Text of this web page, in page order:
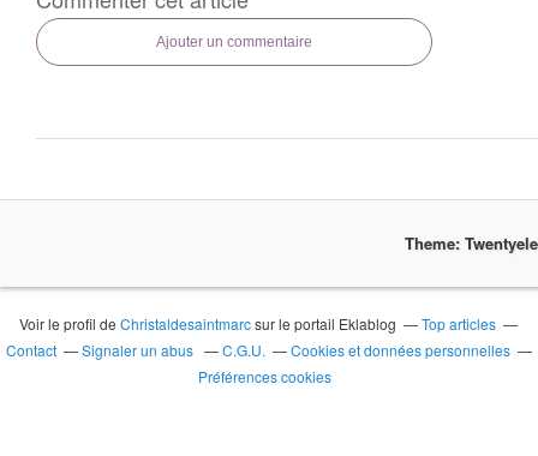
Ajouter un commentaire
Theme:
Voir le profil deChristaldesaintmarcsur le portail Eklablog
Top articles
Contact
Signaler un abus C.G.U.
Cookies et données personnelles
Préférences cookies